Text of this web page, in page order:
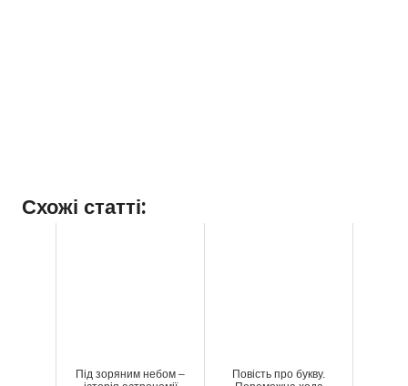
Схожі статті:
Під зоряним небом –
Повість про букву.